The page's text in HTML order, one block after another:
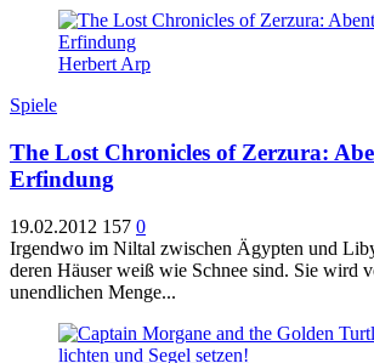
Herbert Arp
Spiele
The Lost Chronicles of Zerzura:
Erfindung
19.02.2012 157 0
Irgendwo im Niltal zwischen Ägypten und
deren Häuser weiß wie Schnee sind. Sie wird
unendlichen Menge...